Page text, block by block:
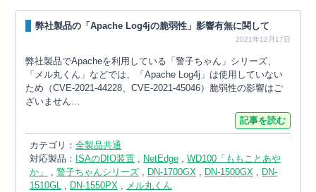
弊社製品の「Apache Log4jの脆弱性」影響有無に関して
2021年12月17日
弊社製品でApacheを利用している「警子ちゃん」シリーズ、
「メル丸くん」などでは、「Apache Log4j」は使用していない
ため（CVE-2021-44228、CVE-2021-45046）脆弱性の影響はご
ざいません…
記事を読む
カテゴリ： 全製品共通
対応製品： ISAのDIO装置, NetEdge, WD100「ももことあや
か」
, 警子ちゃんシリーズ, DN-1700GX, DN-1500GX, DN-
1510GL, DN-1550PX, メル丸くん